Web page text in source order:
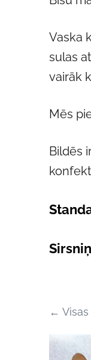
Vaska
sulas
vairāk
Mēs
Bildēs